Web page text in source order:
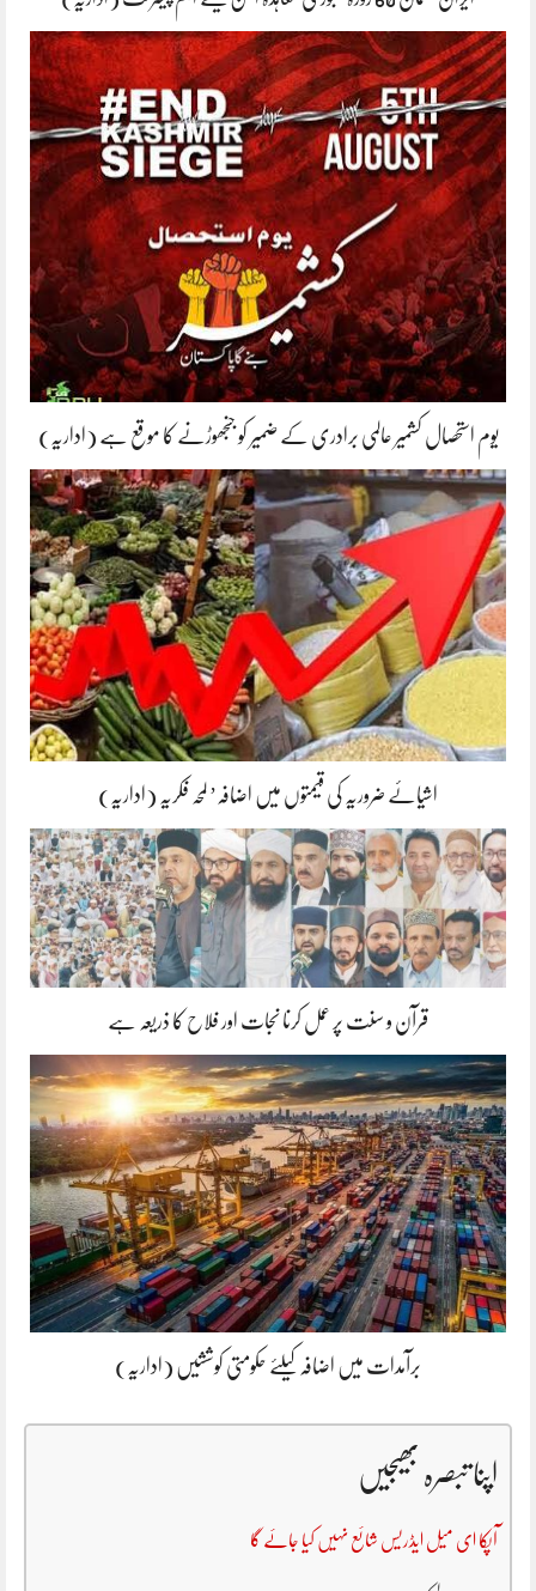
یوم استحصال کشمیر عالمی برادری کے ضمیر کو جنجھوڑنے کا موقع ہے (اداریہ)
اشیائے ضروریہ کی قیمتوں میں اضافہ’ لمحہ فکریہ (اداریہ)
قرآن و سنت پر عمل کرنا نجات اور فلاح کا ذریعہ ہے
برآمدات میں اضافہ کیلئے حکومتی کوششیں (اداریہ)
اپنا تبصرہ بھیجیں
آپکا ای میل ایڈریس شائع نہیں کیا جائے گا